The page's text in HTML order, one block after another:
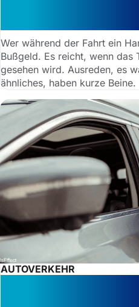
Wer während der Fahrt ein
Bußgeld. Es reicht, wenn das
gesehen wird. Ausreden, es
ähnliches, haben kurze Beine.
AUTOVERKEHR